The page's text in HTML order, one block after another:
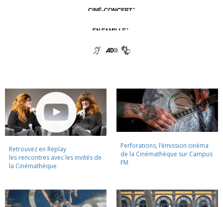
Retrouvez en Replay
les rencontres avec les invités de
la Cinémathèque
Perforations, l’émission cinéma
de la Cinémathèque sur Campus
FM